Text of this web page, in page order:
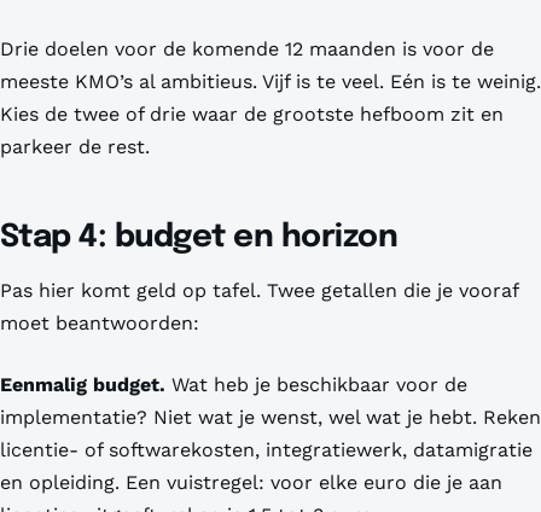
Drie doelen voor de komende 12 maanden is voor de
meeste KMO’s al ambitieus. Vijf is te veel. Eén is te weinig.
Kies de twee of drie waar de grootste hefboom zit en
parkeer de rest.
Stap 4: budget en horizon
Pas hier komt geld op tafel. Twee getallen die je vooraf
moet beantwoorden:
Eenmalig budget. Wat heb je beschikbaar voor de
implementatie? Niet wat je wenst, wel wat je hebt. Reken
licentie- of softwarekosten, integratiewerk, datamigratie
en opleiding. Een vuistregel: voor elke euro die je aan